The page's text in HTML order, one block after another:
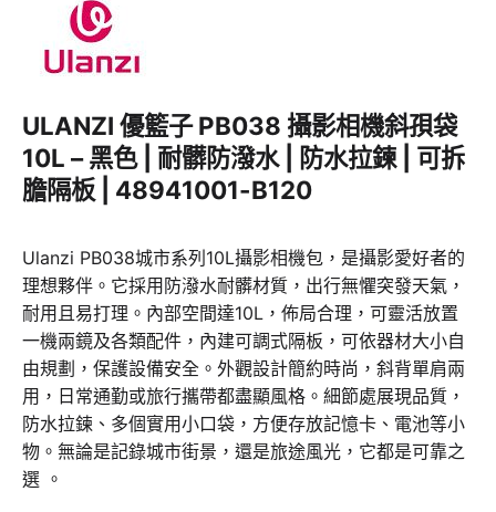
ULANZI 優籃子 PB038 攝影相機斜孭袋
10L – 黑色 | 耐髒防潑水 | 防水拉鍊 | 可拆
膽隔板 | 48941001-B120
Ulanzi PB038城市系列10L攝影相機包，是攝影愛好者的
理想夥伴。它採用防潑水耐髒材質，出行無懼突發天氣，
耐用且易打理。內部空間達10L，佈局合理，可靈活放置
一機兩鏡及各類配件，內建可調式隔板，可依器材大小自
由規劃，保護設備安全。外觀設計簡約時尚，斜背單肩兩
用，日常通勤或旅行攜帶都盡顯風格。細節處展現品質，
防水拉鍊、多個實用小口袋，方便存放記憶卡、電池等小
物。無論是記錄城市街景，還是旅途風光，它都是可靠之
選 。